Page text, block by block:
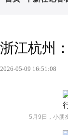
浙江杭州
2026-05-09 16:51:08
5月9日，小朋